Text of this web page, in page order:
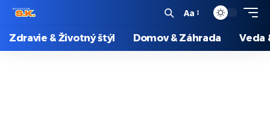
Aa
Zdravie & Životný štýl Domov & Záhrada Veda